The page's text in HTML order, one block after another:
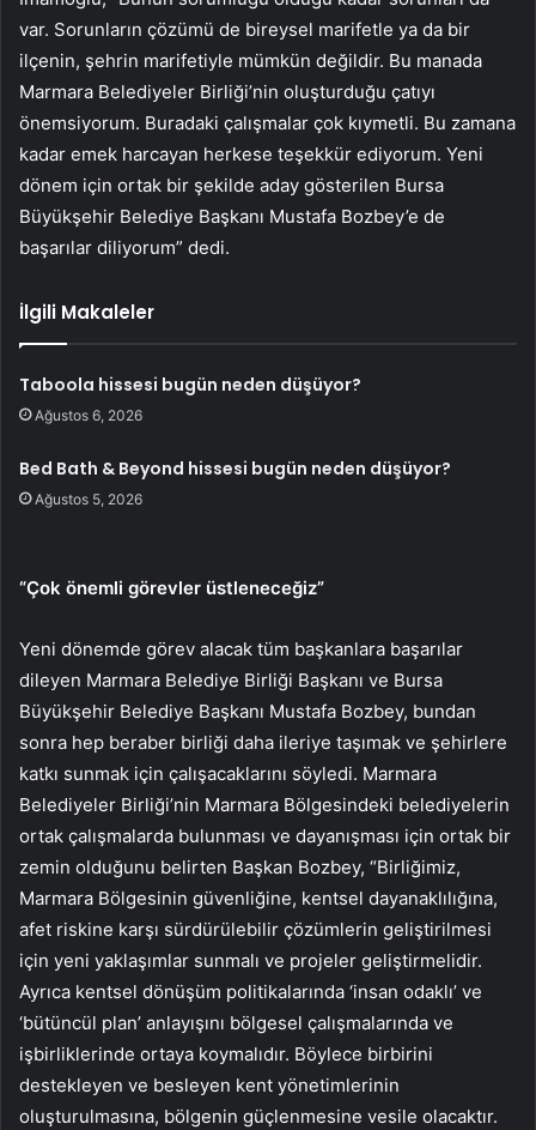
var. Sorunların çözümü de bireysel marifetle ya da bir
ilçenin, şehrin marifetiyle mümkün değildir. Bu manada
Marmara Belediyeler Birliği’nin oluşturduğu çatıyı
önemsiyorum. Buradaki çalışmalar çok kıymetli. Bu zamana
kadar emek harcayan herkese teşekkür ediyorum. Yeni
dönem için ortak bir şekilde aday gösterilen Bursa
Büyükşehir Belediye Başkanı Mustafa Bozbey’e de
başarılar diliyorum” dedi.
İlgili Makaleler
Taboola hissesi bugün neden düşüyor?
Ağustos 6, 2026
Bed Bath & Beyond hissesi bugün neden düşüyor?
Ağustos 5, 2026
“Çok önemli görevler üstleneceğiz”
Yeni dönemde görev alacak tüm başkanlara başarılar
dileyen Marmara Belediye Birliği Başkanı ve Bursa
Büyükşehir Belediye Başkanı Mustafa Bozbey, bundan
sonra hep beraber birliği daha ileriye taşımak ve şehirlere
katkı sunmak için çalışacaklarını söyledi. Marmara
Belediyeler Birliği’nin Marmara Bölgesindeki belediyelerin
ortak çalışmalarda bulunması ve dayanışması için ortak bir
zemin olduğunu belirten Başkan Bozbey, “Birliğimiz,
Marmara Bölgesinin güvenliğine, kentsel dayanaklılığına,
afet riskine karşı sürdürülebilir çözümlerin geliştirilmesi
için yeni yaklaşımlar sunmalı ve projeler geliştirmelidir.
Ayrıca kentsel dönüşüm politikalarında ‘insan odaklı’ ve
‘bütüncül plan’ anlayışını bölgesel çalışmalarında ve
işbirliklerinde ortaya koymalıdır. Böylece birbirini
destekleyen ve besleyen kent yönetimlerinin
oluşturulmasına, bölgenin güçlenmesine vesile olacaktır.